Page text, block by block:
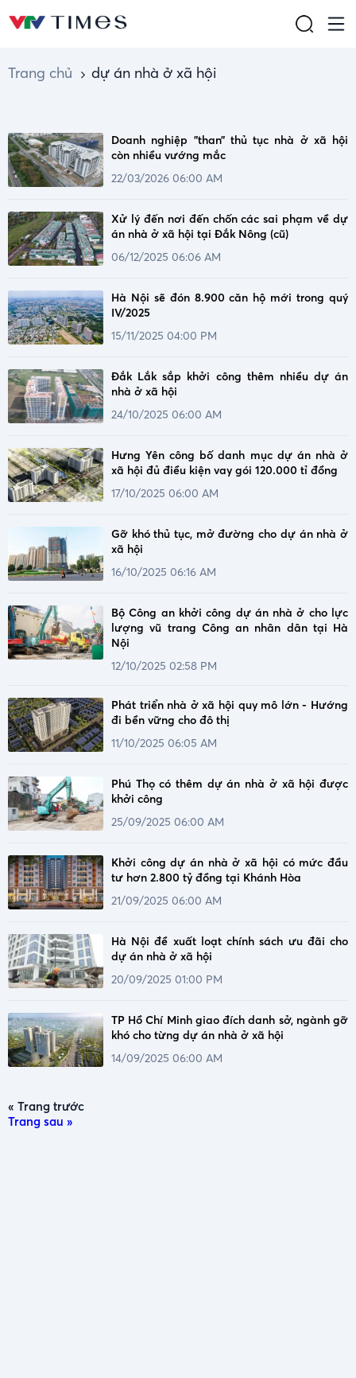
Trang chủ dự án nhà ở xã hội
Doanh nghiệp "than” thủ tục nhà ở xã hội
còn nhiều vướng mắc
22/03/2026 06:00 AM
Xử lý đến nơi đến chốn các sai phạm về dự
án nhà ở xã hội tại Đắk Nông (cũ)
06/12/2025 06:06 AM
Hà Nội sẽ đón 8.900 căn hộ mới trong quý
IV/2025
15/11/2025 04:00 PM
Đắk Lắk sắp khởi công thêm nhiều dự án
nhà ở xã hội
24/10/2025 06:00 AM
Hưng Yên công bố danh mục dự án nhà ở
xã hội đủ điều kiện vay gói 120.000 tỉ đồng
17/10/2025 06:00 AM
Gỡ khó thủ tục, mở đường cho dự án nhà ở
xã hội
16/10/2025 06:16 AM
Bộ Công an khởi công dự án nhà ở cho lực
lượng vũ trang Công an nhân dân tại Hà
Nội
12/10/2025 02:58 PM
Phát triển nhà ở xã hội quy mô lớn - Hướng
đi bền vững cho đô thị
11/10/2025 06:05 AM
Phú Thọ có thêm dự án nhà ở xã hội được
khởi công
25/09/2025 06:00 AM
Khởi công dự án nhà ở xã hội có mức đầu
tư hơn 2.800 tỷ đồng tại Khánh Hòa
21/09/2025 06:00 AM
Hà Nội đề xuất loạt chính sách ưu đãi cho
dự án nhà ở xã hội
20/09/2025 01:00 PM
TP Hồ Chí Minh giao đích danh sở, ngành gỡ
khó cho từng dự án nhà ở xã hội
14/09/2025 06:00 AM
« Trang trước
Trang sau »